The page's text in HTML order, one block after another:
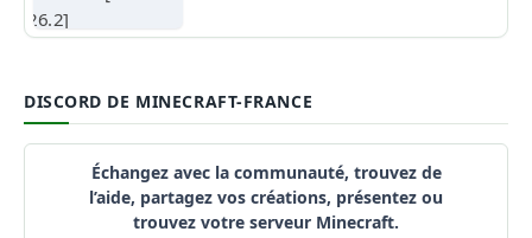
DISCORD DE MINECRAFT-FRANCE
Échangez avec la communauté, trouvez de
l’aide, partagez vos créations, présentez ou
trouvez votre serveur Minecraft.